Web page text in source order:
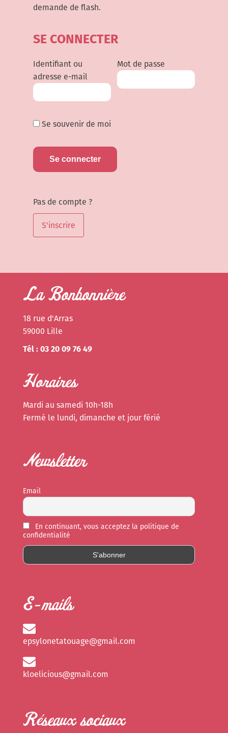
demande de flash.
SE CONNECTER
Identifiant ou
adresse e-mail
Mot de passe
Se souvenir de moi
Pas de compte ?
S'inscrire
La Bonbonnière
18 rue d'Arras
59000 Lille
Tél : 03 20 09 76 49
Horaires
Mardi au samedi 10h-18h
Fermé le lundi, dimanche et jour férié
Newsletter
Email
En continuant, vous acceptez la politique de
confidentialité
E-mails
epsylonetatouage@gmail.com
kloelicious@gmail.com
Réseaux sociaux